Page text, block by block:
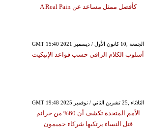
كأفضل ممثل مساعد عن A Real Pain
GMT 15:40 2021 الجمعة ,10 كانون الأول / ديسمبر
أسلوب الكلام الراقي حسب قواعد الإتيكيت
GMT 19:48 2025 الثلاثاء ,25 تشرين الثاني / نوفمبر
الأمم المتحدة تكشف أن 60% من جرائم
قتل النساء يرتكبها شركاء حميمون